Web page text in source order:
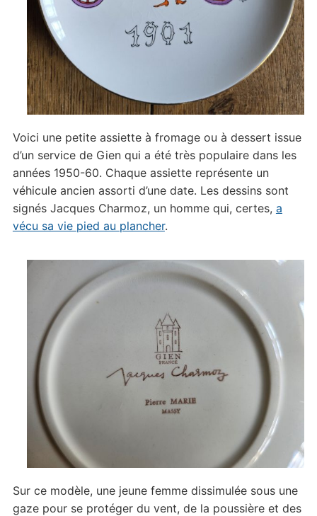
Voici une petite assiette à fromage ou à dessert issue
d’un service de Gien qui a été très populaire dans les
années 1950-60. Chaque assiette représente un
véhicule ancien assorti d’une date. Les dessins sont
signés Jacques Charmoz, un homme qui, certes, a
vécu sa vie pied au plancher.
Sur ce modèle, une jeune femme dissimulée sous une
gaze pour se protéger du vent, de la poussière et des